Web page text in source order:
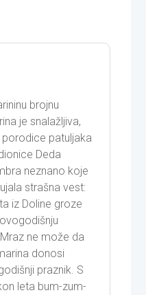
brojnu
je snalažljiva,
patuljaka
Deda
neznano koje
strašna vest:
iz Doline groze
ne može da
donosi
praznik. S
leta bum-zum-